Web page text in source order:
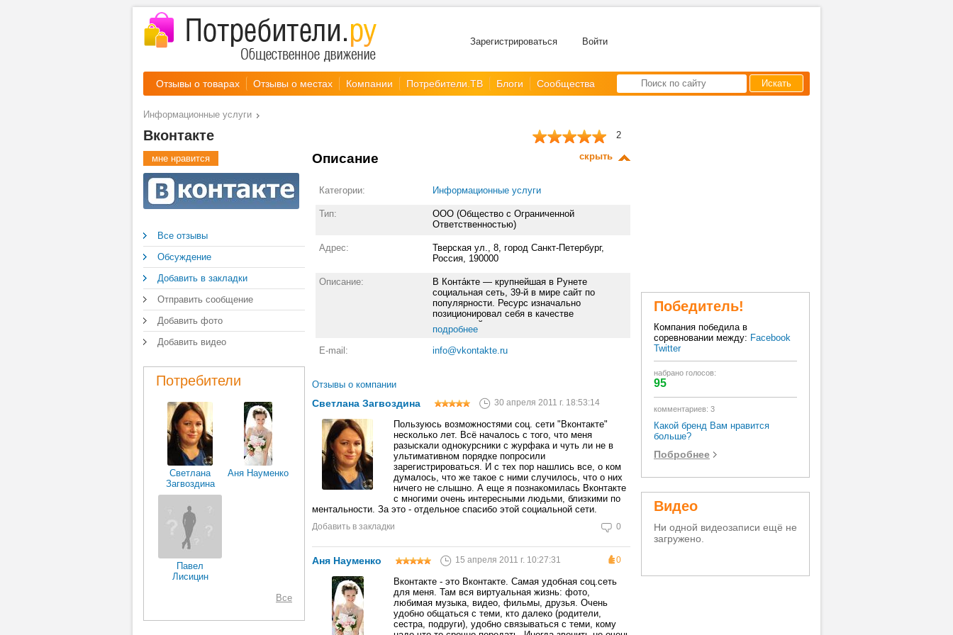
Зарегистрироваться Войти
Отзывы о товарах Отзывы о местах Компании Потребители.ТВ Блоги Сообщества Искать
Информационные услуги
Вконтакте 2
мне нравится
Все отзывы
Обсуждение
Добавить в закладки
Отправить сообщение
Добавить фото
Добавить видео
Потребители
Светлана
Загвоздина
Аня Науменко
Павел
Лисицин
Все
Описание скрыть
Категории: Информационные услуги
Тип:
ООО (Общество с Ограниченной
Ответственностью)
Адрес:
Тверская ул., 8, город Санкт-Петербург,
Россия, 190000
Описание:
В Конта́кте — крупнейшая в Рунете
социальная сеть, 39-й в мире сайт по
популярности. Ресурс изначально
позиционировал себя в качестве
социальной сети студентов и
выпускников российских вузов, позднее
став современным, быстрым и
эстетичным способом общения
подробнее
E-mail:
info@vkontakte.ru
Отзывы о компании
Светлана Загвоздина
30 апреля 2011 г. 18:53:14
Пользуюсь возможностями соц. сети "Вконтакте"
несколько лет. Всё началось с того, что меня
разыскали однокурсники с журфака и чуть ли не в
ультимативном порядке попросили
зарегистрироваться. И с тех пор нашлись все, о ком
думалось, что же такое с ними случилось, что о них
ничего не слышно. А еще я познакомилась Вконтакте
с многими очень интересными людьми, близкими по
ментальности. За это - отдельное спасибо этой социальной сети.
Добавить в закладки 0
Аня Науменко 15 апреля 2011 г. 10:27:31 0
Вконтакте - это Вконтакте. Самая удобная соц.сеть
для меня. Там вся виртуальная жизнь: фото,
любимая музыка, видео, фильмы, друзья. Очень
удобно общаться с теми, кто далеко (родители,
сестра, подруги), удобно связываться с теми, кому
Победитель!
Компания победила в
соревновании между: Facebook
Twitter
набрано голосов:
95
комментариев: 3
Какой бренд Вам нравится
больше?
Побробнее
Видео
Ни одной видеозаписи ещё не
загружено.